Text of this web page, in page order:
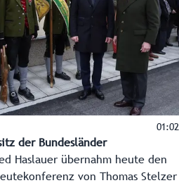
01:02
der Bundesländer
Haslauer übernahm heute den
von Thomas Stelzer